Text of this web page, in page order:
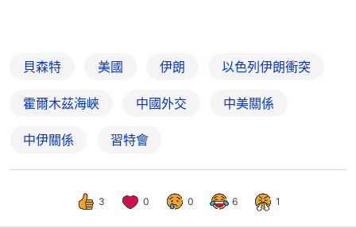
貝森特 美國 伊朗 以色列伊朗衝突
霍爾木茲海峽 中國外交 中美關係
中伊關係 習特會
3 0 0 6 1